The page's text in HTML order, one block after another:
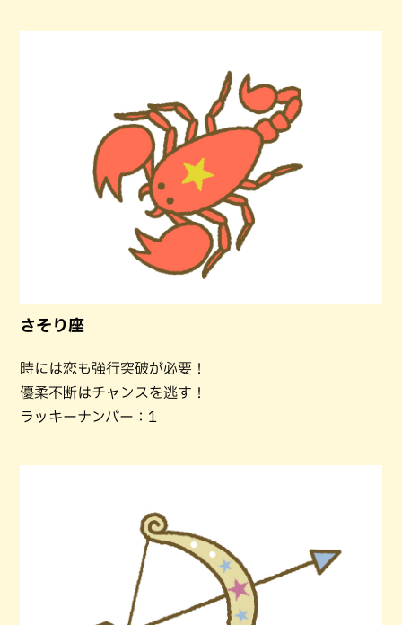
さそり座
時には恋も強行突破が必要！
優柔不断はチャンスを逃す！
ラッキーナンバー：1